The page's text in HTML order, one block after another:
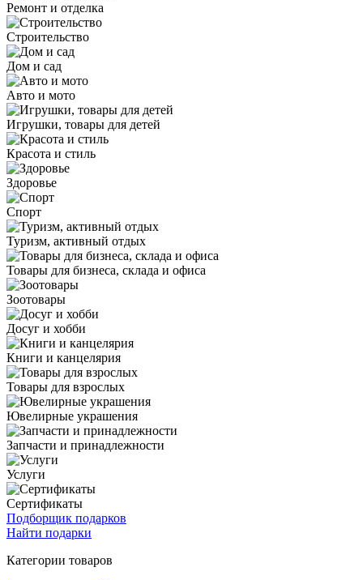
Ремонт и отделка
Строительство
Дом и сад
Авто и мото
Игрушки, товары для детей
Красота и стиль
Здоровье
Спорт
Туризм, активный отдых
Товары для бизнеса, склада и офиса
Зоотовары
Досуг и хобби
Книги и канцелярия
Товары для взрослых
Ювелирные украшения
Запчасти и принадлежности
Услуги
Сертификаты
Подборщик подарков
Найти подарки
Категории товаров